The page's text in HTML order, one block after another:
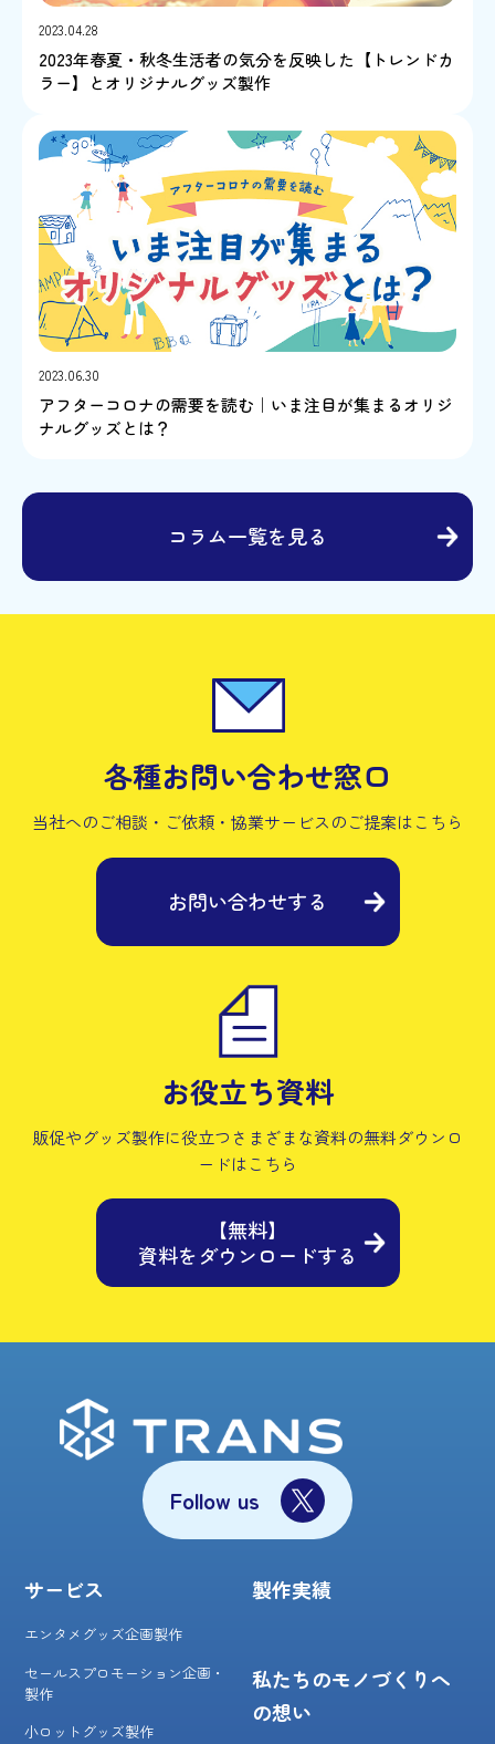
2023.04.28
2023年春夏・秋冬生活者の気分を反映した【トレンドカ
ラー】とオリジナルグッズ製作
2023.06.30
アフターコロナの需要を読む｜いま注目が集まるオリジ
ナルグッズとは？
コラム一覧を見る
各種お問い合わせ窓口
当社へのご相談・ご依頼・協業サービスのご提案はこちら
お問い合わせする
お役立ち資料
販促やグッズ製作に役立つさまざまな資料の無料ダウンロ
ードはこちら
【無料】
資料をダウンロードする
Follow us
サービス
エンタメグッズ企画製作
セールスプロモーション企画・
製作
小ロットグッズ製作
製作実績
私たちのモノづくりへ
の想い